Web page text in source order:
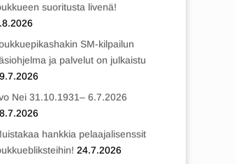
suoritusta livenä!
SM-kilpailun
ja palvelut on julkaistu
Nei 31.10.1931– 6.7.2026
hankkia pelaajalisenssit
24.7.2026